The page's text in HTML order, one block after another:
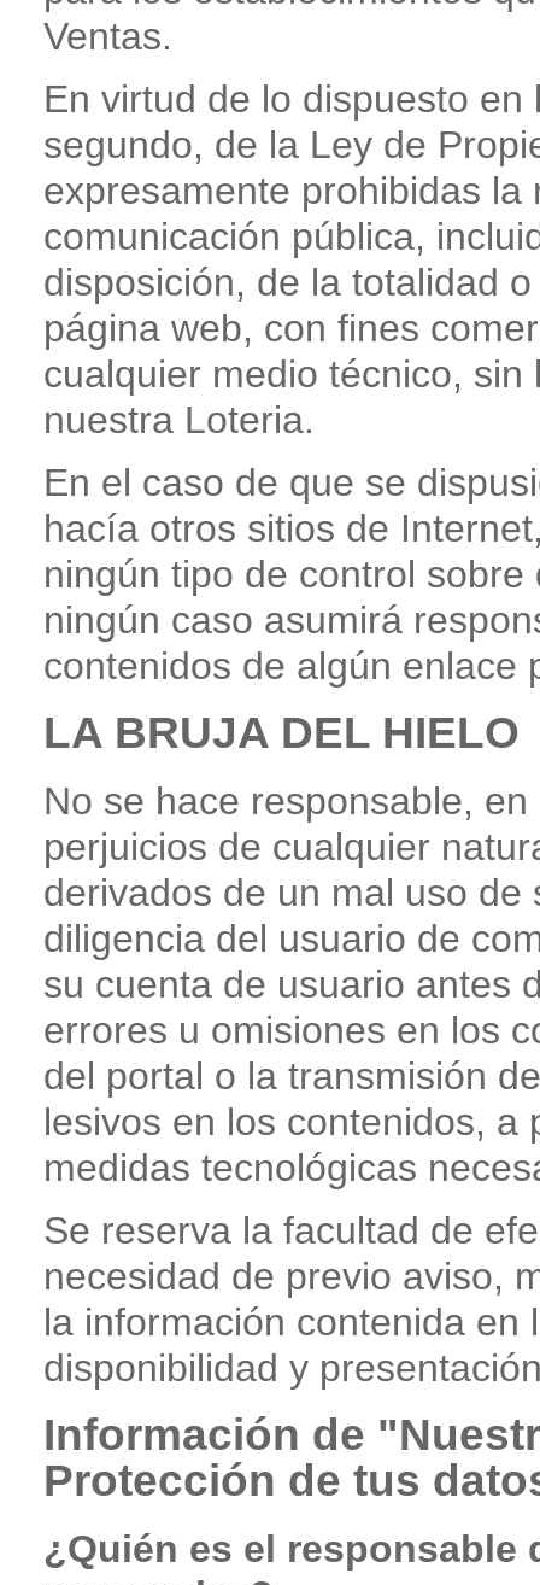
Ventas.
En virtud de lo dispuesto
segundo, de la Ley de
expresamente prohibidas
comunicación pública,
disposición, de la totalidad
página web, con fines
cualquier medio técnico,
nuestra Loteria.
En el caso de que se
hacía otros sitios de
ningún tipo de control
ningún caso asumirá
contenidos de algún enlace
LA BRUJA DEL HIELO
No se hace responsable,
perjuicios de cualquier
derivados de un mal uso
diligencia del usuario de
su cuenta de usuario antes
errores u omisiones en los
del portal o la transmisión
lesivos en los contenidos, a
medidas tecnológicas
Se reserva la facultad de
necesidad de previo aviso,
la información contenida en
disponibilidad y
Información de
Protección de tus
¿Quién es el responsable